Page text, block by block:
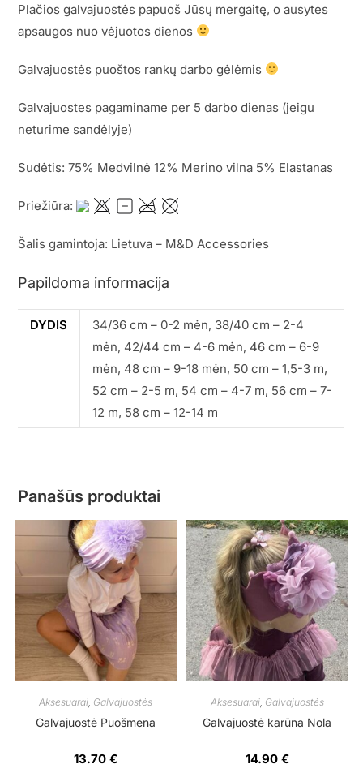
Plačios galvajuostės papuoš Jūsų mergaitę, o ausytes
apsaugos nuo vėjuotos dienos
Galvajuostės puoštos rankų darbo gėlėmis
Galvajuostes pagaminame per 5 darbo dienas (jeigu
neturime sandėlyje)
Sudėtis: 75% Medvilnė 12% Merino vilna 5% Elastanas
Priežiūra:
Šalis gamintoja: Lietuva – M&D Accessories
Papildoma informacija
DYDIS
34/36 cm – 0-2 mėn, 38/40 cm – 2-4
mėn, 42/44 cm – 4-6 mėn, 46 cm – 6-9
mėn, 48 cm – 9-18 mėn, 50 cm – 1,5-3 m,
52 cm – 2-5 m, 54 cm – 4-7 m, 56 cm – 7-
12 m, 58 cm – 12-14 m
Panašūs produktai
Aksesuarai, Galvajuostės
Galvajuostė Puošmena
13.70€
Aksesuarai, Galvajuostės
Galvajuostė karūna Nola
14.90 €